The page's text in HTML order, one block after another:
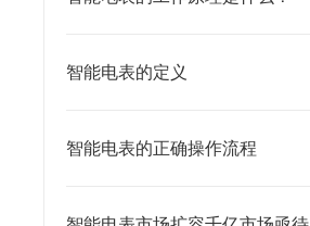
智能电表的定义
智能电表的正确操作流程